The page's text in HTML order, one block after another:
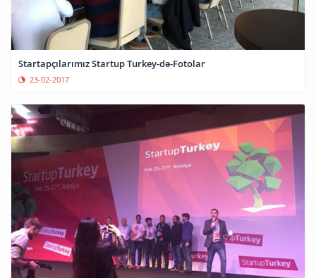
Startapçılarımız Startup Turkey-də-Fotolar
23-02-2017